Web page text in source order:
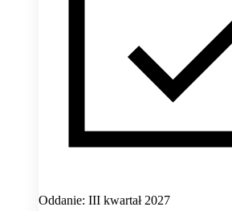
Oddanie: III kwartał 2027